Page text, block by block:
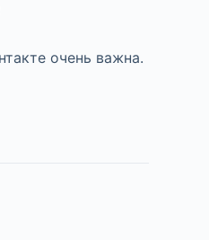
очень важна.